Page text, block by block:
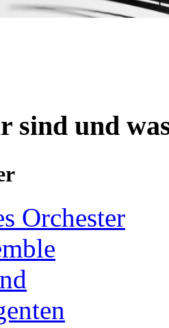
sind und
Orchester